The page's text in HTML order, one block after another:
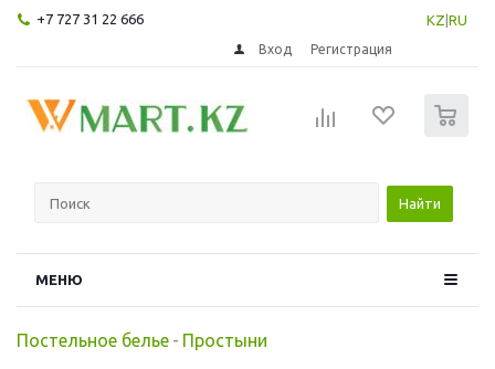
+7 727 31 22 666 KZ RU
Вход Регистрация
Найти
МЕНЮ
Постельное белье - Простыни